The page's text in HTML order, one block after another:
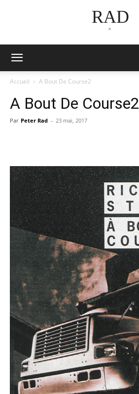
RAD
*
Accueil A Bout De Course2
A Bout De Course2
Par Peter Rad - 23 mai, 2017